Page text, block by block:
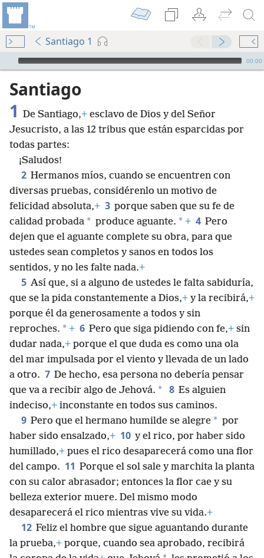
Santiago 1
Audio Player
00:00
Santiago
1 De Santiago,+ esclavo de Dios y del Señor
Jesucristo, a las 12 tribus que están esparcidas por
todas partes:
¡Saludos!
2 Hermanos míos, cuando se encuentren con
diversas pruebas, considérenlo un motivo de
felicidad absoluta,+ 3 porque saben que su fe de
calidad probada * produce aguante. * + 4 Pero
dejen que el aguante complete su obra, para que
ustedes sean completos y sanos en todos los
sentidos, y no les falte nada.+
5 Así que, si a alguno de ustedes le falta sabiduría,
que se la pida constantemente a Dios,+ y la recibirá,+
porque él da generosamente a todos y sin
reproches. * + 6 Pero que siga pidiendo con fe,+ sin
dudar nada,+ porque el que duda es como una ola
del mar impulsada por el viento y llevada de un lado
a otro. 7 De hecho, esa persona no debería pensar
que va a recibir algo de Jehová. * 8 Es alguien
indeciso,+ inconstante en todos sus caminos.
9 Pero que el hermano humilde se alegre * por
haber sido ensalzado,+ 10 y el rico, por haber sido
humillado,+ pues el rico desaparecerá como una flor
del campo. 11 Porque el sol sale y marchita la planta
con su calor abrasador; entonces la flor cae y su
belleza exterior muere. Del mismo modo
desaparecerá el rico mientras vive su vida.+
12 Feliz el hombre que sigue aguantando durante
la prueba,+ porque, cuando sea aprobado, recibirá